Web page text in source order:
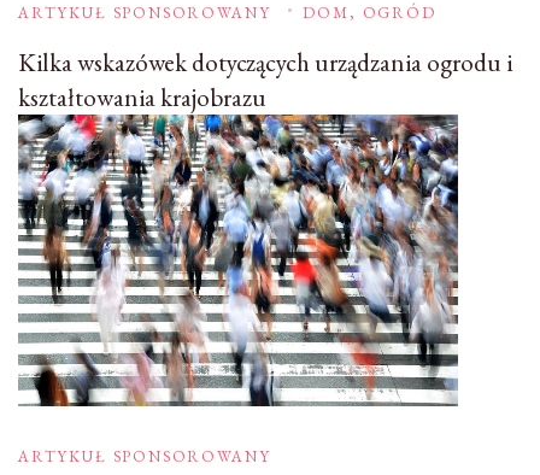
ARTYKUŁ SPONSOROWANY DOM, OGRÓD
Kilka wskazówek dotyczących urządzania ogrodu i
kształtowania krajobrazu
ARTYKUŁ SPONSOROWANY